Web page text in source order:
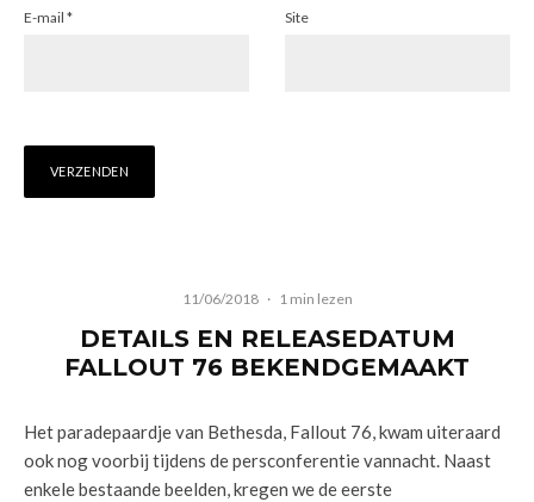
E-mail * Site
11/06/2018 · 1 min lezen
DETAILS EN RELEASEDATUM
FALLOUT 76 BEKENDGEMAAKT
Het paradepaardje van Bethesda, Fallout 76, kwam uiteraard
ook nog voorbij tijdens de persconferentie vannacht. Naast
enkele bestaande beelden, kregen we de eerste